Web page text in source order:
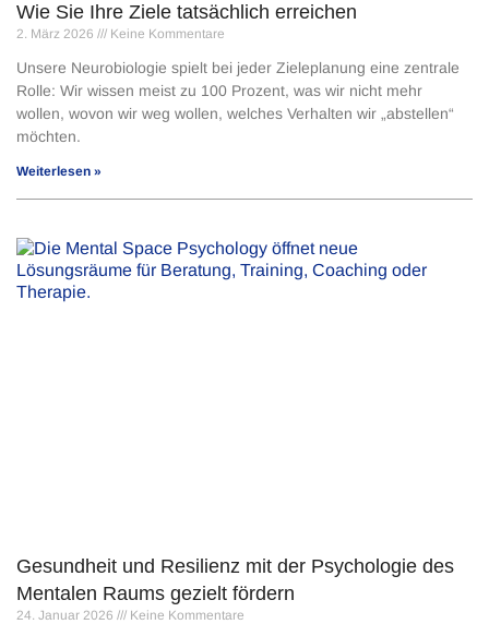
Wie Sie Ihre Ziele tatsächlich erreichen
2. März 2026 Keine Kommentare
Unsere Neurobiologie spielt bei jeder Zieleplanung eine zentrale
Rolle: Wir wissen meist zu 100 Prozent, was wir nicht mehr
wollen, wovon wir weg wollen, welches Verhalten wir „abstellen“
möchten.
Weiterlesen »
Gesundheit und Resilienz mit der Psychologie des
Mentalen Raums gezielt fördern
24. Januar 2026 Keine Kommentare